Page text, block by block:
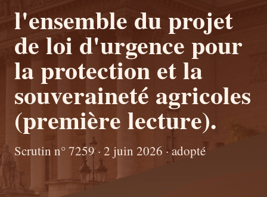
l'ensemble du projet
de loi d'urgence pour
la protection et la
souveraineté agricoles
(première lecture).
Scrutin n° 7259 · 2 juin 2026 · adopté